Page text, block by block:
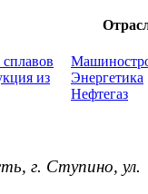
из
Энергетика
Нефтегаз
г. Ступино, ул.